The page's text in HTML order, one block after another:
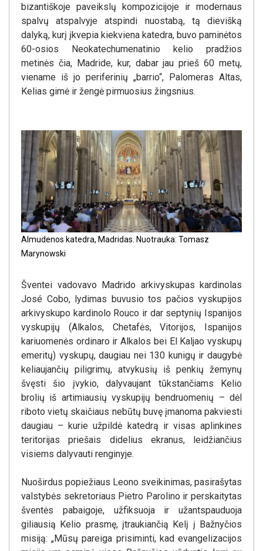
bizantiškoje paveikslų kompozicijoje ir modernaus
spalvų atspalvyje atspindi nuostabą, tą dievišką
dalyką, kurį įkvepia kiekviena katedra, buvo paminėtos
60-osios Neokatechumenatinio kelio pradžios
metinės čia, Madride, kur, dabar jau prieš 60 metų,
viename iš jo periferinių „barrio“, Palomeras Altas,
Kelias gimė ir žengė pirmuosius žingsnius.
Almudenos katedra, Madridas. Nuotrauka: Tomasz
Marynowski
Šventei vadovavo Madrido arkivyskupas kardinolas
José Cobo, lydimas buvusio tos pačios vyskupijos
arkivyskupo kardinolo Rouco ir dar septynių Ispanijos
vyskupijų (Alkalos, Chetafės, Vitorijos, Ispanijos
kariuomenės ordinaro ir Alkalos bei El Kaljao vyskupų
emeritų) vyskupų, daugiau nei 130 kunigų ir daugybė
keliaujančių piligrimų, atvykusių iš penkių žemynų
švęsti šio įvykio, dalyvaujant tūkstančiams Kelio
brolių iš artimiausių vyskupijų bendruomenių – dėl
riboto vietų skaičiaus nebūtų buvę įmanoma pakviesti
daugiau – kurie užpildė katedrą ir visas aplinkines
teritorijas priešais didelius ekranus, leidžiančius
visiems dalyvauti renginyje.
Nuoširdus popiežiaus Leono sveikinimas, pasirašytas
valstybės sekretoriaus Pietro Parolino ir perskaitytas
šventės pabaigoje, užfiksuoja ir užantspauduoja
giliausią Kelio prasmę, įtraukiančią Kelį į Bažnyčios
misiją: „Mūsų pareiga prisiminti, kad evangelizacijos